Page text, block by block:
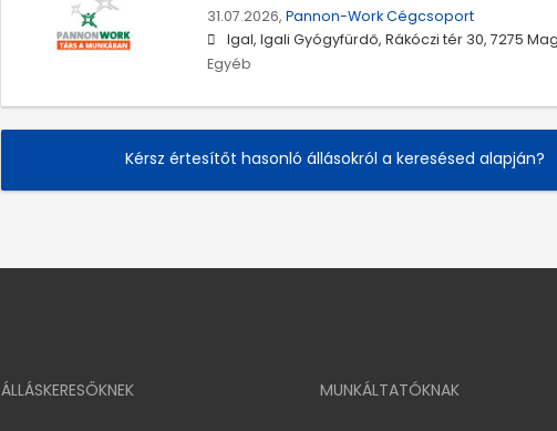
31.07.2026, Pannon-Work Cégcsoport
Igal, Igali Gyógyfürdő, Rákóczi tér 30, 7275
Egyéb
Kérsz értesítőt hasonló állásokról a keresésed alapján?
ÁLLÁSKERESŐKNEK MUNKÁLTATÓKNAK